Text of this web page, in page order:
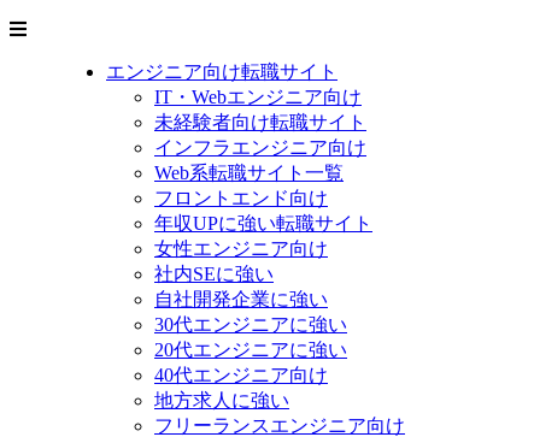
エンジニア向け転職サイト
IT・Webエンジニア向け
未経験者向け転職サイト
インフラエンジニア向け
Web系転職サイト一覧
フロントエンド向け
年収UPに強い転職サイト
女性エンジニア向け
社内SEに強い
自社開発企業に強い
30代エンジニアに強い
20代エンジニアに強い
40代エンジニア向け
地方求人に強い
フリーランスエンジニア向け